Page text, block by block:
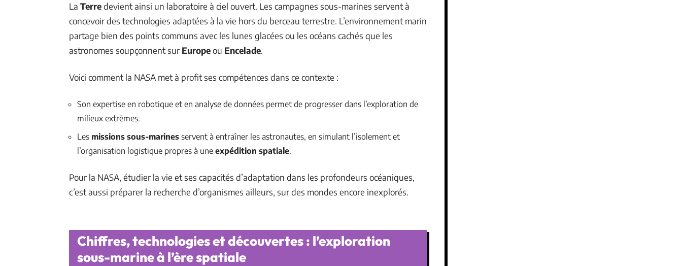
La Terredevient ainsi un laboratoire à ciel ouvert. Les campagnes sous-marines servent à
concevoir des technologies adaptées à la vie hors du berceau terrestre. L’environnement marin
partage bien des points communs avec les lunes glacées ou les océans cachés que les
astronomes soupçonnent sur Europeou Encelade.
Voici comment la NASA met à profit ses compétences dans ce contexte :
Son expertise en robotique et en analyse de données permet de progresser dans l’exploration de
milieux extrêmes.
Les missions sous-marines servent à entraîner les astronautes, en simulant l’isolement et
l’organisation logistique propres à une expédition spatiale.
Pour la NASA, étudier la vie et ses capacités d’adaptation dans les profondeurs océaniques,
c’est aussi préparer la recherche d’organismes ailleurs, sur des mondes encore inexplorés.
Chiffres, technologies et découvertes : l’exploration
sous-marine à l’ère spatiale